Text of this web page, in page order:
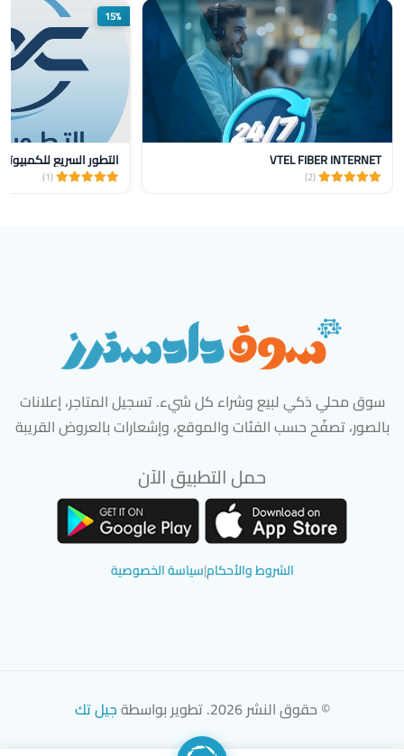
VTEL FIBER INTERNET
(2)
15%
التطور السريع للكمبيوتر
(1)
سوق محلي ذكي لبيع وشراء كل شيء. تسجيل المتاجر، إعلانات
بالصور، تصفّح حسب الفئات والموقع، وإشعارات بالعروض القريبة
حمل التطبيق الآن
الشروط والأحكام|سياسة الخصوصية
© حقوق النشر 2026. تطوير بواسطة جيل تك